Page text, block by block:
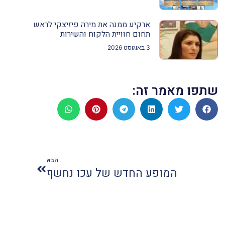
ארקיע ממנה את מירה פיזיצקי לראש
תחום חוויית הלקוח והשירות
3 באוגוסט 2026
שתפו מאמר זה:
הבא
המופע החדש של עכו נחשף